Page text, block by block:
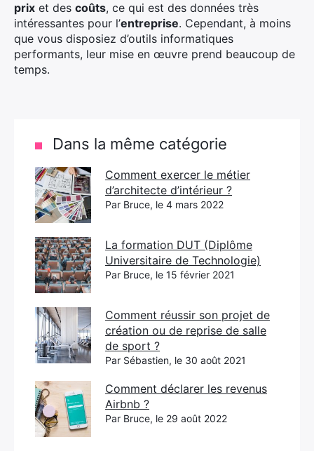
prix et des coûts, ce qui est des données très
intéressantes pour l’entreprise. Cependant, à moins
que vous disposiez d’outils informatiques
performants, leur mise en œuvre prend beaucoup de
temps.
Dans la même catégorie
Comment exercer le métier
d’architecte d’intérieur ?
Par Bruce, le 4 mars 2022
La formation DUT (Diplôme
Universitaire de Technologie)
Par Bruce, le 15 février 2021
Comment réussir son projet de
création ou de reprise de salle
de sport ?
Par Sébastien, le 30 août 2021
Comment déclarer les revenus
Airbnb ?
Par Bruce, le 29 août 2022